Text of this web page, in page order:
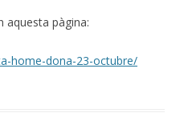
aquesta pàgina:
home-dona-23-octubre/